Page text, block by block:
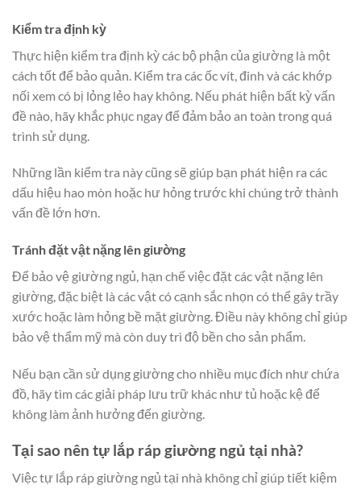
Kiểm tra định kỳ
Thực hiện kiểm tra định kỳ các bộ phận của giường là một
cách tốt để bảo quản. Kiểm tra các ốc vít, đinh và các khớp
nối xem có bị lỏng lẻo hay không. Nếu phát hiện bất kỳ vấn
đề nào, hãy khắc phục ngay để đảm bảo an toàn trong quá
trình sử dụng.
Những lần kiểm tra này cũng sẽ giúp bạn phát hiện ra các
dấu hiệu hao mòn hoặc hư hỏng trước khi chúng trở thành
vấn đề lớn hơn.
Tránh đặt vật nặng lên giường
Để bảo vệ giường ngủ, hạn chế việc đặt các vật nặng lên
giường, đặc biệt là các vật có cạnh sắc nhọn có thể gây trầy
xước hoặc làm hỏng bề mặt giường. Điều này không chỉ giúp
bảo vệ thẩm mỹ mà còn duy trì độ bền cho sản phẩm.
Nếu bạn cần sử dụng giường cho nhiều mục đích như chứa
đồ, hãy tìm các giải pháp lưu trữ khác như tủ hoặc kệ để
không làm ảnh hưởng đến giường.
Tại sao nên tự lắp ráp giường ngủ tại nhà?
Việc tự lắp ráp giường ngủ tại nhà không chỉ giúp tiết kiệm